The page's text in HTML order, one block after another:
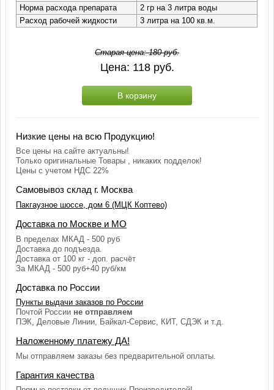
Норма расхода препарата
2 гр на 3 литра воды
Расход рабочей жидкости
3 литра на 100 кв.м.
Старая цена:180руб.
Цена: 118руб.
В корзину
Низкие цены на всю Продукцию!
Все цены на сайте актуальны!
Только оригинальные Товары , никаких подделок!
Цены с учетом НДС 22%
Самовывоз склад г. Москва
Пакгаузное шоссе, дом 6 (МЦК Коптево)
Доставка по Москве и МО
В пределах МКАД - 500 руб
Доставка до подъезда.
Доставка от 100 кг - доп. расчёт
За МКАД - 500 руб+40 руб/км
Доставка по России
Пункты выдачи заказов по России
Почтой России не отправляем
ПЭК, Деловые Линии, Байкал-Сервис, КИТ, СДЭК и т.д.
Наложенному платежу ДА!
Мы отправляем заказы без предварительной оплаты.
Гарантия качества